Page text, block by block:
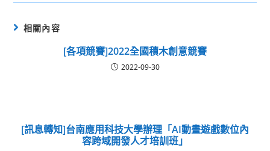
相關內容
[各項競賽]2022全國積木創意競賽
2022-09-30
[訊息轉知]台南應用科技大學辦理「AI動畫遊戲數位內
容跨域開發人才培訓班」